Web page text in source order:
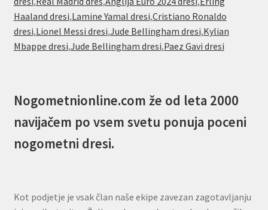
Haaland dresi,Lamine Yamal dresi,Cristiano Ronaldo
dresi,Lionel Messi dresi,Jude Bellingham dresi,Kylian
Mbappe dresi,Jude Bellingham dresi,Paez Gavi dresi
Nogometnionline.com že od leta 2000
navijačem po vsem svetu ponuja poceni
nogometni dresi.
Kot podjetje je vsak član naše ekipe zavezan zagotavljanju